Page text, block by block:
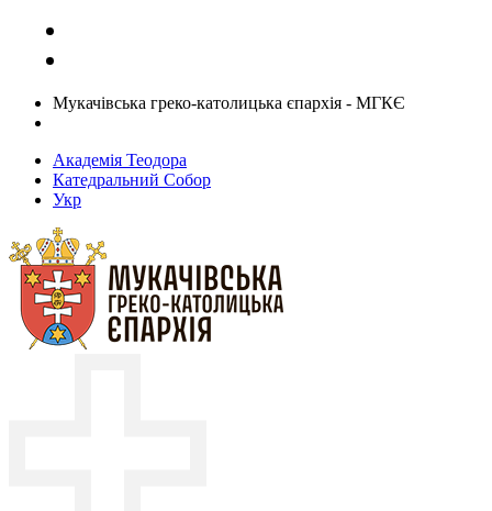
Мукачівська греко-католицька єпархія - МГКЄ
Академія Теодора
Катедральний Собор
Укр